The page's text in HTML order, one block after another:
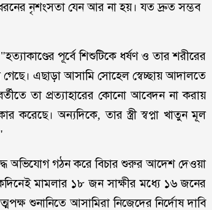
নৃশংসতা যেন আর না হয়। যত দ্রুত সম্ভব
পূর্বে শিশুটিকে ধর্ষণ ও তার শরীরের
গেছে। এছাড়া আসামি সোহেল স্বেচ্ছায় আদালতে
তা প্রত্যাহারের কোনো আবেদন না করায়
করেছে। অন্যদিকে, তার স্ত্রী স্বপ্না খাতুন মূল
অভিযোগ গঠন করে বিচার শুরুর আদেশ দেওয়া
মামলার ১৮ জন সাক্ষীর মধ্যে ১৬ জনের
শুনানিতে আসামিরা নিজেদের নির্দোষ দাবি